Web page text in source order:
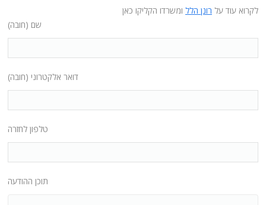
לקרוא עוד על רונן הלל ומשרדו הקליקו כאן
שם (חובה)
דואר אלקטרוני (חובה)
טלפון לחזרה
תוכן ההודעה